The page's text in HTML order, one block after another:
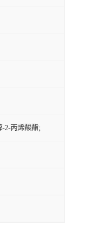
-2-丙烯酸酯;